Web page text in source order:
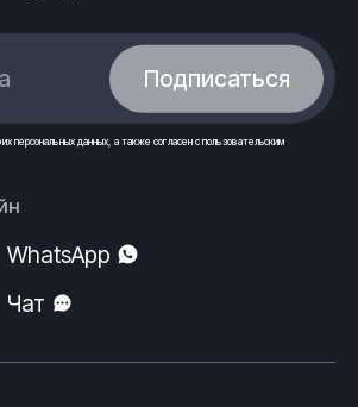
Подписаться
персональных данных , а также согласен спользовательским
WhatsApp
Чат